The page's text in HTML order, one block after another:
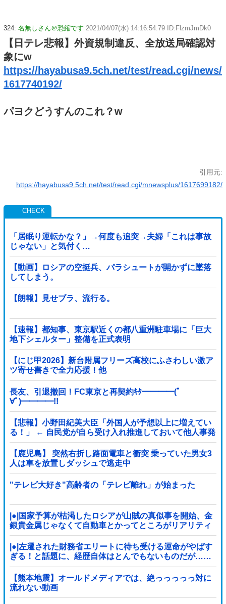
324: 名無しさん＠恐縮です 2021/04/07(水) 14:16:54.79 ID:FlzmJmDk0
【日テレ悲報】外資規制違反、全放送局確認対
象にw
https://hayabusa9.5ch.net/test/read.cgi/news/
1617740192/
パヨクどうすんのこれ？w
引用元:
https://hayabusa9.5ch.net/test/read.cgi/mnewsplus/1617699182/
「居眠り運転かな？」→何度も追突→夫婦「これは事故
じゃない」と気付く…
【動画】ロシアの空挺兵、パラシュートが開かずに墜落
してしまう。
【朗報】見せブラ、流行る。
【速報】都知事、東京駅近くの都八重洲駐車場に「巨大
地下シェルター」整備を正式表明
【にじ甲2026】新台附属フリーズ高校にふさわしい激ア
ツ寄せ書きで全力応援！他
長友、引退撤回！FC東京と再契約ｷﾀ━━━━(ﾟ
∀ﾟ)━━━━!!
【悲報】小野田紀美大臣「外国人が予想以上に増えてい
る！」 ← 自民党が自ら受け入れ推進しておいて他人事発
言と突っ込み殺到 ｗｗｗｗｗｗｗｗｗｗｗｗｗｗ
【鹿児島】 突然右折し路面電車と衝突 乗っていた男女3
人は車を放置しダッシュで逃走中
"テレビ大好き"高齢者の「テレビ離れ」が始まった
|●|国家予算が枯渇したロシアが山賊の真似事を開始、金
銀貴金属じゃなくて自動車とかってところがリアリティ
ありすぎる……
|●|左遷された財務省エリートに待ち受ける運命がやばす
ぎる！と話題に、経歴自体はとんでもないものだが……
【熊本地震】オールドメディアでは、絶っっっっっ対に
流れない動画